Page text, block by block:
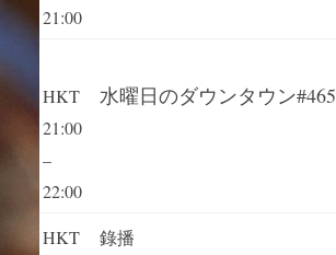
21:00
HKT
21:00
–
22:00
水曜日のダウンタウン#465
HKT
錄播